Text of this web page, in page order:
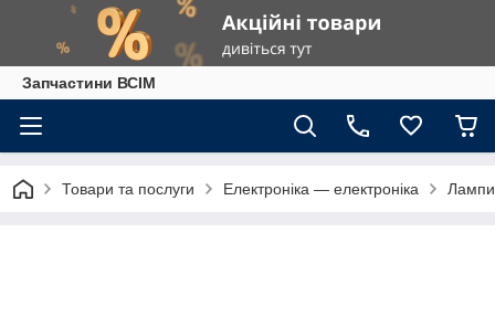
Запчастини ВСІМ
Товари та послуги Електроніка — електроніка Лампи